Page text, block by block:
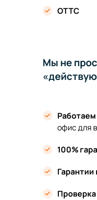
ОТТС
Мы не
офис для
100%
Гарантии